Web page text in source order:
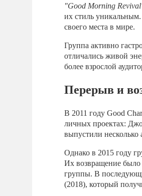
"Good Morning
их стиль уникальным.
своего места в мире.
Группа активно
отличались живой
более взрослой
Перерыв и
В 2011 году Good
личных проектах:
выпустили несколько
Однако в 2015 году
Их возвращение было
группы. В
(2018), который